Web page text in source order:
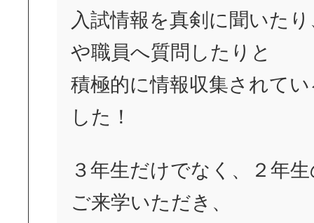
入試情報を真剣に聞いた
や職員へ質問したりと
積極的に情報収集されて
した！
３年生だけでなく、２年
ご来学いただき、